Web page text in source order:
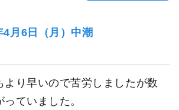
月6日（月）中潮
より早いので苦労しましたが数
ていました。